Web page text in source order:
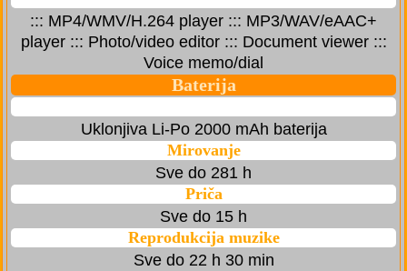
::: MP4/WMV/H.264 player ::: MP3/WAV/eAAC+
player ::: Photo/video editor ::: Document viewer :::
Voice memo/dial
Baterija
Uklonjiva Li-Po 2000 mAh baterija
Mirovanje
Sve do 281 h
Priča
Sve do 15 h
Reprodukcija muzike
Sve do 22 h 30 min